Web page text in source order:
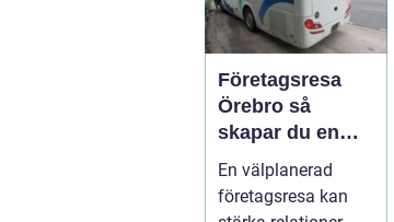
Företagsresa
Örebro så
skapar du en
smidig och
minnesvärd resa
för hela teamet
En välplanerad
företagsresa kan